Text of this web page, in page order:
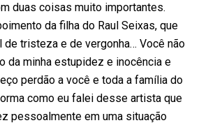
duas coisas muito importantes.
da filha do Raul Seixas, que
de tristeza e de vergonha… Você não
da minha estupidez e inocência e
perdão a você e toda a família do
como eu falei desse artista que
pessoalmente em uma situação